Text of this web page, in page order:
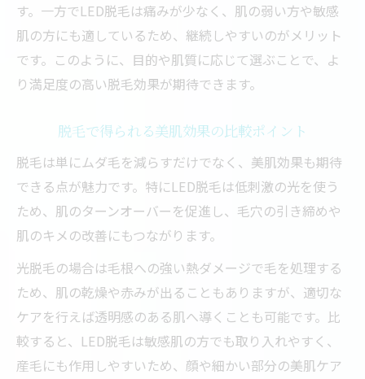
す。一方でLED脱毛は痛みが少なく、肌の弱い方や敏感
肌の方にも適しているため、継続しやすいのがメリット
です。このように、目的や肌質に応じて選ぶことで、よ
り満足度の高い脱毛効果が期待できます。
脱毛で得られる美肌効果の比較ポイント
脱毛は単にムダ毛を減らすだけでなく、美肌効果も期待
できる点が魅力です。特にLED脱毛は低刺激の光を使う
ため、肌のターンオーバーを促進し、毛穴の引き締めや
肌のキメの改善にもつながります。
光脱毛の場合は毛根への強い熱ダメージで毛を処理する
ため、肌の乾燥や赤みが出ることもありますが、適切な
ケアを行えば透明感のある肌へ導くことも可能です。比
較すると、LED脱毛は敏感肌の方でも取り入れやすく、
産毛にも作用しやすいため、顔や細かい部分の美肌ケア